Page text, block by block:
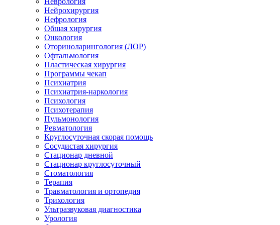
Нейрохирургия
Нефрология
Общая хирургия
Онкология
Оториноларингология (ЛОР)
Офтальмология
Пластическая хирургия
Программы чекап
Психиатрия
Психиатрия-наркология
Психология
Психотерапия
Пульмонология
Ревматология
Круглосуточная скорая помощь
Сосудистая хирургия
Стационар дневной
Стационар круглосуточный
Стоматология
Терапия
Травматология и ортопедия
Трихология
Ультразвуковая диагностика
Урология